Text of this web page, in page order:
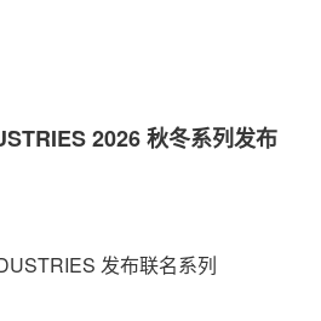
2026 秋冬系列发布